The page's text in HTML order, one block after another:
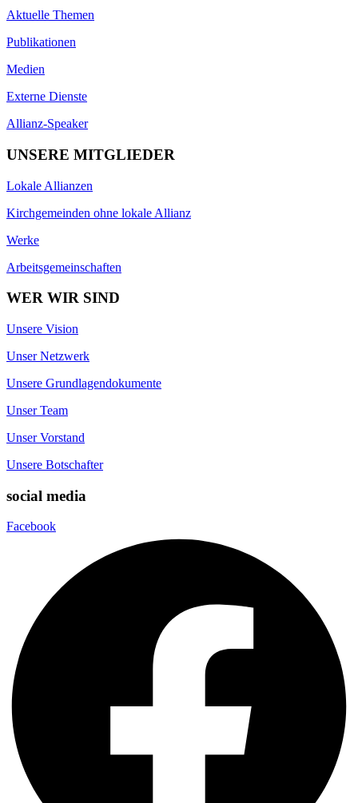
Aktuelle Themen
Publikationen
Medien
Externe Dienste
Allianz-Speaker
UNSERE MITGLIEDER
Lokale Allianzen
Kirchgemeinden ohne lokale Allianz
Werke
Arbeitsgemeinschaften
WER WIR SIND
Unsere Vision
Unser Netzwerk
Unsere Grundlagendokumente
Unser Team
Unser Vorstand
Unsere Botschafter
social media
Facebook